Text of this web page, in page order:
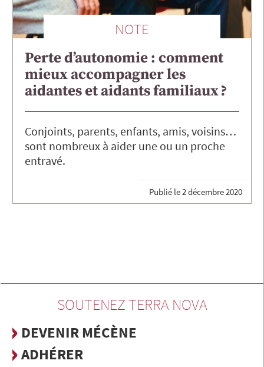
NOTE
Perte d’autonomie : comment
mieux accompagner les
aidantes et aidants familiaux ?
Conjoints, parents, enfants, amis, voisins…
sont nombreux à aider une ou un proche
entravé.
Publié le2 décembre 2020
SOUTENEZ TERRA NOVA
DEVENIR MÉCÈNE
ADHÉRER